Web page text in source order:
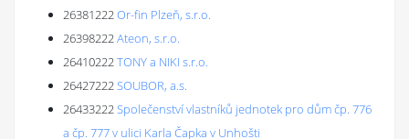
26381222Or-fin Plzeň, s.r.o.
26398222Ateon, s.r.o.
26410222TONY a NIKI s.r.o.
26427222SOUBOR, a.s.
26433222Společenství vlastníků jednotek pro dům čp. 776
a čp. 777 v ulici Karla Čapka v Unhošti